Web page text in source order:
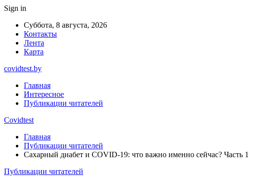
Sign in
Суббота, 8 августа, 2026
Контакты
Лента
Карта
covidtest.by
Главная
Интересное
Публикации читателей
Covidtest
Главная
Публикации читателей
Сахарный диабет и COVID-19: что важно именно сейчас? Часть 1
Публикации читателей